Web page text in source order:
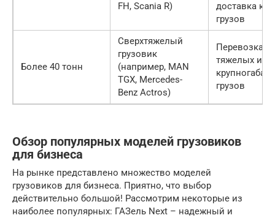
FH, Scania R)
доставка
грузов
Более 40 тонн
Сверхтяжелый
грузовик
(например, MAN
TGX, Mercedes-
Benz Actros)
Перевозка
тяжелых и
грузов
Обзор популярных моделей грузовиков
для бизнеса
На рынке представлено множество моделей
грузовиков для бизнеса. Приятно, что выбор
действительно большой! Рассмотрим некоторые из
наиболее популярных: ГАЗель Next – надежный и